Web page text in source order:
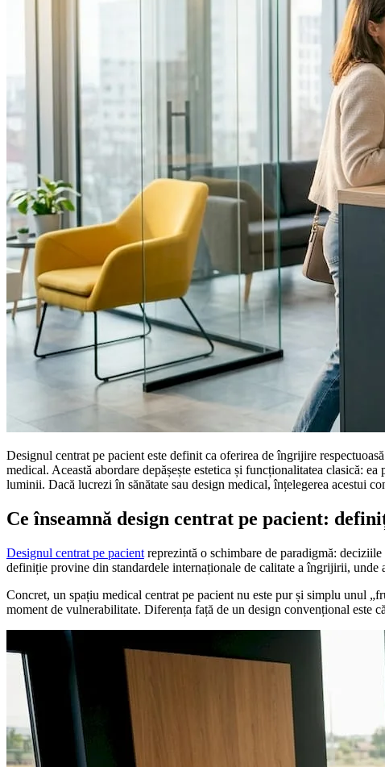
Designul centrat pe pacient este definit ca oferirea de îngrijire
medical. Această abordare depășește estetica și funcționalitatea clasică:
luminii. Dacă lucrezi în sănătate sau design medical, înțelegerea acestui
Ce înseamnă design centrat pe pacient:
Designul centrat pe pacient reprezintă o schimbare de paradigmă:
definiție provine din standardele internaționale de calitate a îngrijirii, unde
Concret, un spațiu medical centrat pe pacient nu este pur și simplu unul
moment de vulnerabilitate. Diferența față de un design convențional este